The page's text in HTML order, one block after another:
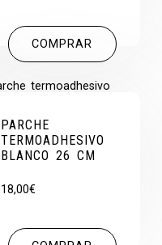
COMPRAR
PARCHE
TERMOADHESIVO
BLANCO 26 CM
18,00€